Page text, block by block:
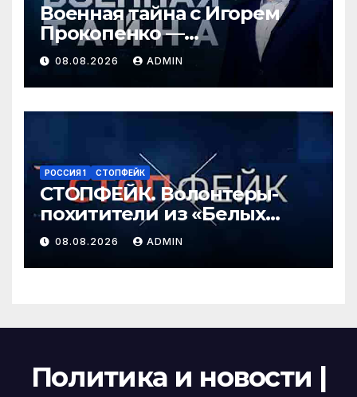
Военная тайна с Игорем
Прокопенко —
Перестановки в
Минобороны России
(08.08.2026)
08.08.2026 ADMIN
РОССИЯ 1 СТОПФЕЙК
СТОПФЕЙК. Волонтеры-
похитители из «Белых
ангелов» силой заставляют
мирных жителей покидать
свои дома
08.08.2026 ADMIN
Политика и новости |